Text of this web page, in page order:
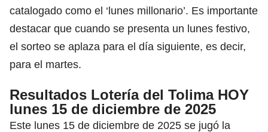
catalogado como el ‘lunes millonario’. Es importante
destacar que cuando se presenta un lunes festivo,
el sorteo se aplaza para el día siguiente, es decir,
para el martes.
Resultados Lotería del Tolima HOY
lunes 15 de diciembre de 2025
Este lunes 15 de diciembre de 2025 se jugó la